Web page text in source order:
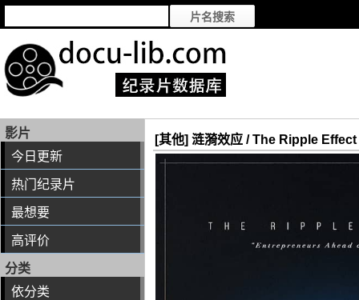
影片
今日更新
热门纪录片
最想要
高评价
分类
依分类
[其他] 涟漪效应 / The Ripple Effect